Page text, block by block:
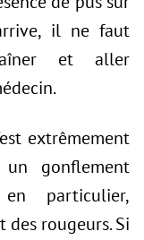
il ne faut
et aller
extrêmement
gonflement
particulier,
rougeurs. Si